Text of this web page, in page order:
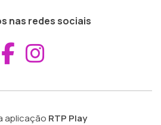
nas redes sociais
Aceder ao
aplicação RTP Play